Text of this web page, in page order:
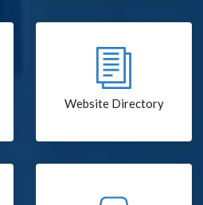
Website Directory